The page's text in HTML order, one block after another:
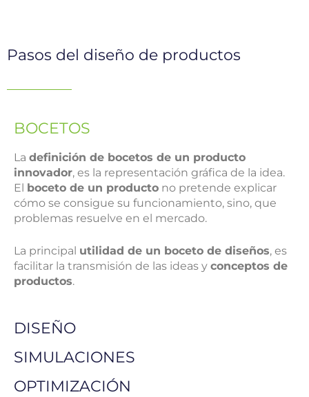
Pasos del diseño de productos
BOCETOS
La definición de bocetos de un producto
innovador, es la representación gráfica de la idea.
El boceto de un producto no pretende explicar
cómo se consigue su funcionamiento, sino, que
problemas resuelve en el mercado.
La principal utilidad de un boceto de diseños, es
facilitar la transmisión de las ideas y conceptos de
productos.
DISEÑO
SIMULACIONES
OPTIMIZACIÓN